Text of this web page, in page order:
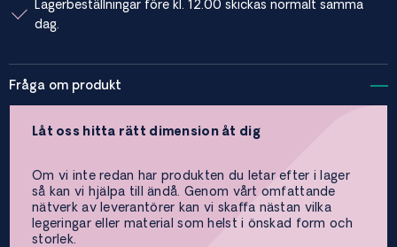
Lagerbeställningar före kl. 12.00 skickas normalt samma
dag.
Fråga om produkt
Låt oss hitta rätt dimension åt dig
Om vi inte redan har produkten du letar efter i lager
så kan vi hjälpa till ändå. Genom vårt omfattande
nätverk av leverantörer kan vi skaffa nästan vilka
legeringar eller material som helst i önskad form och
storlek.